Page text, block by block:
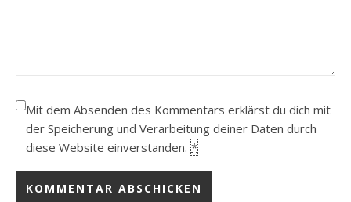
Mit dem Absenden des Kommentars erklärst du dich mit
der Speicherung und Verarbeitung deiner Daten durch
diese Website einverstanden. *